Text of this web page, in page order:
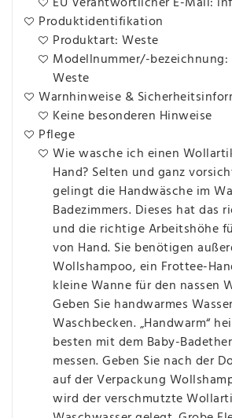
Produktidentifikation
Produktart: Weste
Modellnummer/-
Weste
Warnhinweise &
Keine besonderen Hinweise
Pflege
Wie wasche ich einen
Hand? Selten und ganz
gelingt die Handwäsche im
Badezimmers. Dieses hat das
und die richtige Arbeitshöhe
von Hand. Sie benötigen
Wollshampoo, ein Frottee-
kleine Wanne für den nassen
Geben Sie handwarmes
Waschbecken. „Handwarm“
besten mit dem Baby-
messen. Geben Sie nach der
auf der Verpackung
wird der verschmutzte